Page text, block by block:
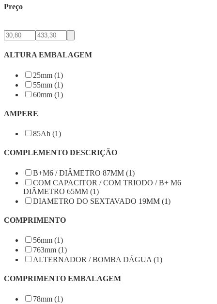
Preço
ALTURA EMBALAGEM
25mm (1)
55mm (1)
60mm (1)
AMPERE
85Ah (1)
COMPLEMENTO DESCRIÇÃO
B+M6 / DIÂMETRO 87MM (1)
COM CAPACITOR / COM TRIODO / B+ M6
DIÂMETRO 65MM (1)
DIAMETRO DO SEXTAVADO 19MM (1)
COMPRIMENTO
56mm (1)
763mm (1)
ALTERNADOR / BOMBA DÁGUA (1)
COMPRIMENTO EMBALAGEM
78mm (1)